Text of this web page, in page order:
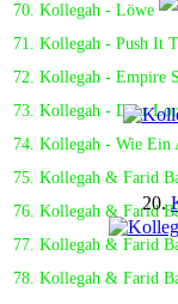
70. Kollegah - Löwe
71. Kollegah - Push It
72. Kollegah - Empire
73. Kollegah - Dear
74. Kollegah - Wie Ein
75. Kollegah & Farid
76. Kollegah & Farid
77. Kollegah & Farid
78. Kollegah & Farid
20.